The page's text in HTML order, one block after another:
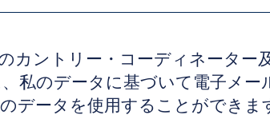
カントリー・コーディネーター
私のデータに基づいて電子メー
データを使用することができま